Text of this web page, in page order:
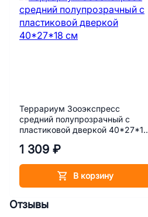
Террариум Зооэкспресс
средний полупрозрачный с
пластиковой дверкой 40*27*18
1 309 ₽
В корзину
Отзывы